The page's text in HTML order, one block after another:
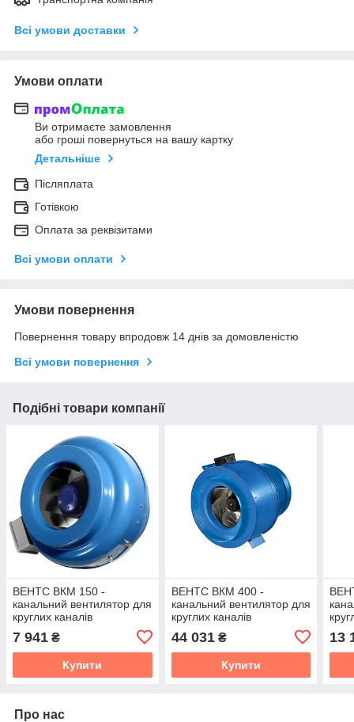
Всі умови доставки
Умови оплати
Ви отримаєте замовлення
або гроші повернуться на вашу картку
Детальніше
Післяплата
Готівкою
Оплата за реквізитами
Всі умови оплати
Умови повернення
Повернення товару впродовж 14 днів за домовленістю
Всі умови повернення
Подібні товари компанії
ВЕНТС ВКМ 150 -
канальний вентилятор для
круглих каналів
7 941 ₴
Купити
ВЕНТС ВКМ 400 -
канальний вентилятор для
круглих каналів
44 031₴
Купити
13
Про нас